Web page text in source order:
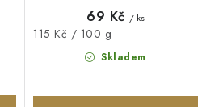
Skladem
69 Kč / ks
Měrná
115 Kč / 100 g